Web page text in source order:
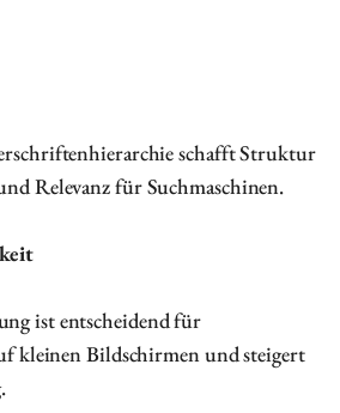
schafft Struktur
Relevanz für Suchmaschinen.
ist entscheidend für
kleinen Bildschirmen und steigert